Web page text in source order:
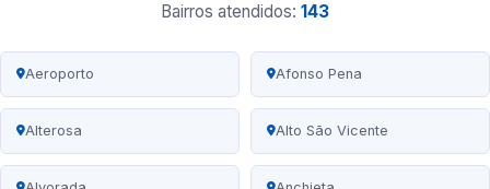
Bairros atendidos: 143
Aeroporto Afonso Pena
Alterosa Alto São Vicente